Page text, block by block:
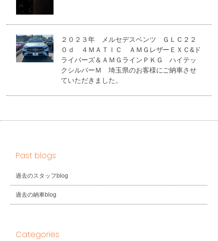
２０２３年 メルセデスベンツ ＧＬＣ２２
０ｄ ４ＭＡＴＩＣ ＡＭＧレザーＥＸＣ&ド
ライバーズ＆ＡＭＧラインＰＫＧ ハイテッ
クシルバーＭ 埼玉県のお客様にご納車させ
ていただきました。
Past blogs
過去のスタッフblog
過去の納車blog
Categories